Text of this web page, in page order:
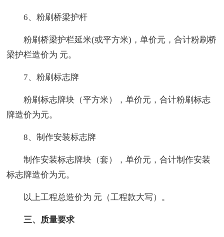
6、粉刷桥梁护杆
粉刷桥梁护栏延米(或平方米)，单价元，合计粉刷桥
梁护栏造价为 元。
7、粉刷标志牌
粉刷标志牌块（平方米），单价元，合计粉刷标志
牌造价为元。
8、制作安装标志牌
制作安装标志牌块（套），单价元，合计制作安装
标志牌造价为元。
以上工程总造价为 元（工程款大写）。
三、质量要求